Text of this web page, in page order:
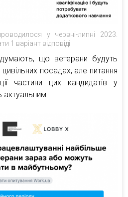
у червні-липні 2023.
1 варіант відповіді
що ветерани будуть
посадах, але питання
частини цих кандидатів у